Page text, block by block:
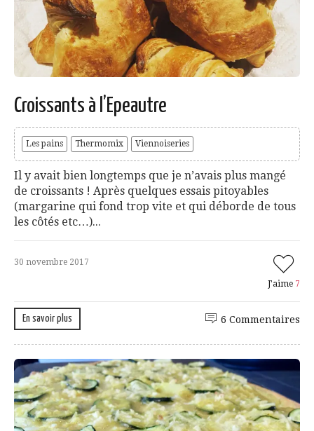
Croissants à l’Epeautre
Les pains Thermomix Viennoiseries
Il y avait bien longtemps que je n’avais plus mangé
de croissants ! Après quelques essais pitoyables
(margarine qui fond trop vite et qui déborde de tous
les côtés etc…)...
30 novembre 2017
J'aime 7
En savoir plus 6 Commentaires